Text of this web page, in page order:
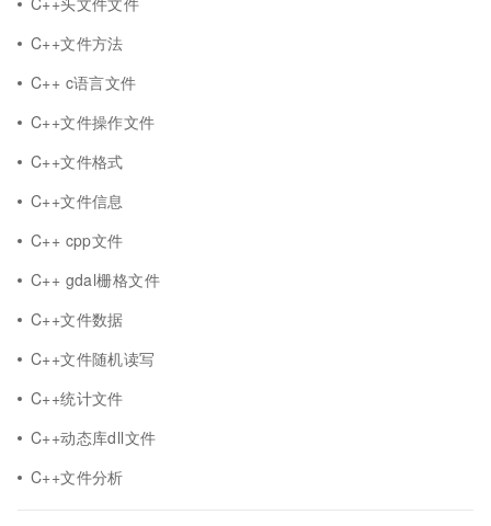
C++文件方法
C++ c语言文件
C++文件操作文件
C++文件格式
C++文件信息
C++ cpp文件
C++ gdal栅格文件
C++文件数据
C++文件随机读写
C++统计文件
C++动态库dll文件
C++文件分析